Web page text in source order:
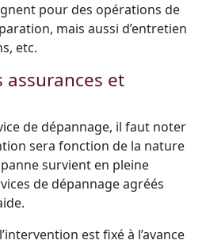
pour des opérations de
mais aussi d’entretien
etc.
assurances et
de dépannage, il faut noter
sera fonction de la nature
survient en pleine
de dépannage agréés
est fixé à l’avance